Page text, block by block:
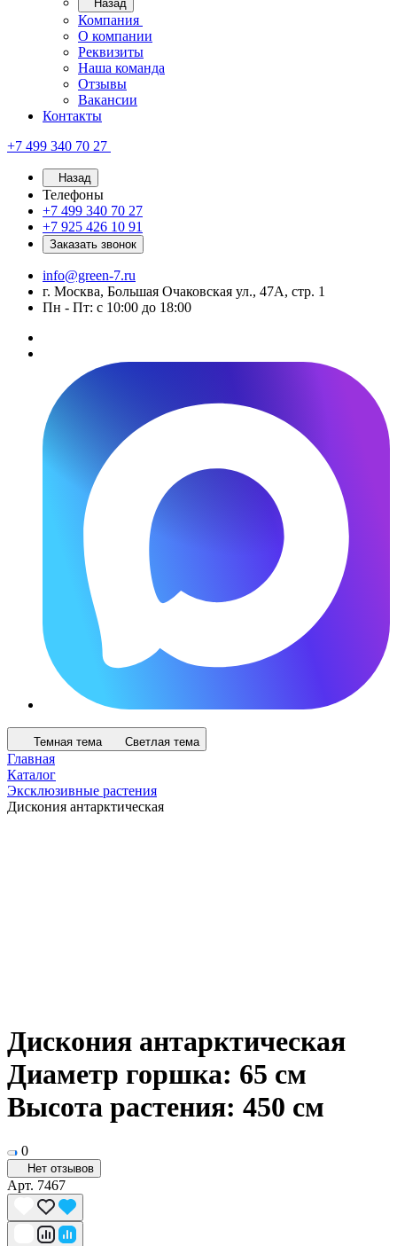
Назад
Компания
О компании
Реквизиты
Наша команда
Отзывы
Вакансии
Контакты
+7 499 340 70 27
Назад
Телефоны
+7 499 340 70 27
+7 925 426 10 91
Заказать звонок
info@green-7.ru
г. Москва, Большая Очаковская ул., 47А, стр. 1
Пн - Пт: с 10:00 до 18:00
Темная тема Светлая тема
Главная
Каталог
Эксклюзивные растения
Дискония антарктическая
Дискония антарктическая
Диаметр горшка: 65 см
Высота растения: 450 см
0
Нет отзывов
Арт. 7467